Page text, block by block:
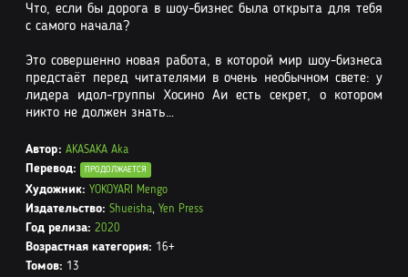
Что, если бы дорога в шоу-бизнес была открыта для тебя
с самого начала?
Это совершенно новая работа, в которой мир шоу-бизнеса
предстаёт перед читателями в очень необычном свете: у
лидера идол-группы Хосино Аи есть секрет, о котором
никто не должен знать…
Автор: AKASAKA Aka
Перевод: ПРОДОЛЖАЕТСЯ
Художник: YOKOYARI Mengo
Издательство: Shueisha Yen Press
Год релиза: 2020
Возрастная категория: 16+
Томов: 13